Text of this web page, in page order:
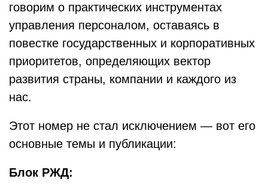
говорим о практических инструментах
управления персоналом, оставаясь в
повестке государственных и корпоративных
приоритетов, определяющих вектор
развития страны, компании и каждого из
нас.
Этот номер не стал исключением — вот его
основные темы и публикации:
Блок РЖД: